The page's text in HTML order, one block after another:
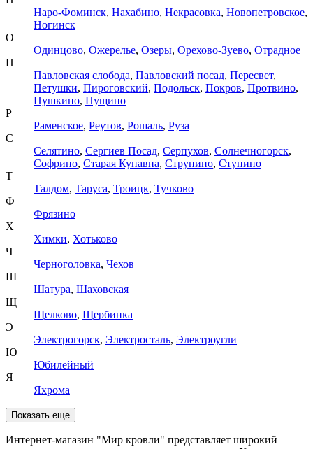
Наро-Фоминск, Нахабино, Некрасовка, Новопетровское,
Ногинск
О
Одинцово, Ожерелье, Озеры, Орехово-Зуево, Отрадное
П
Павловская слобода, Павловский посад, Пересвет,
Петушки, Пироговский, Подольск, Покров, Протвино,
Пушкино, Пущино
Р
Раменское, Реутов, Рошаль, Руза
С
Селятино, Сергиев Посад, Серпухов, Солнечногорск,
Софрино, Старая Купавна, Струнино, Ступино
Т
Талдом, Таруса, Троицк, Тучково
Ф
Фрязино
Х
Химки, Хотьково
Ч
Черноголовка, Чехов
Ш
Шатура, Шаховская
Щ
Щелково, Щербинка
Э
Электрогорск, Электросталь, Электроугли
Ю
Юбилейный
Я
Яхрома
Показать еще
Интернет-магазин "Мир кровли" представляет широкий